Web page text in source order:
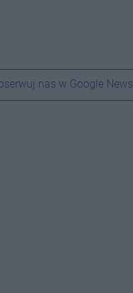
nas w Google News